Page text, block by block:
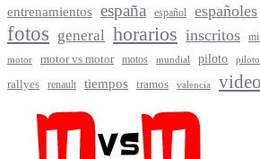
entrenamientos españa español españoles
fotos general horarios inscritos
motor motor vs motor motos mundial piloto
rallyes renault tiempos tramos valencia video